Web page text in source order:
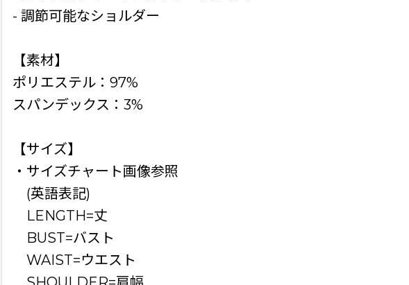
- 調節可能なショルダー
【素材】
ポリエステル：97%
スパンデックス：3%
【サイズ】
・サイズチャート画像参照
(英語表記)
LENGTH=丈
BUST=バスト
WAIST=ウエスト